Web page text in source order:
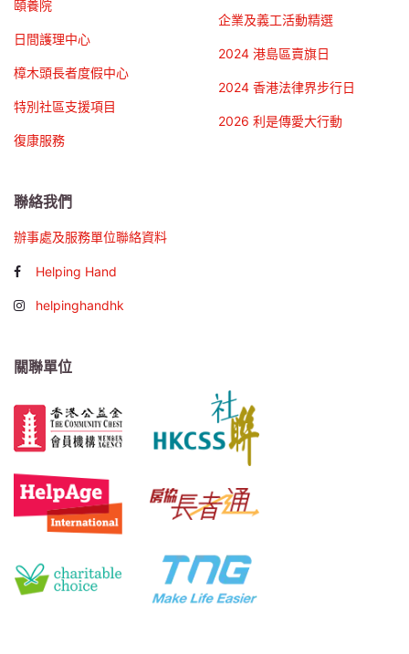
頤養院
日間護理中心
樟木頭長者度假中心
特別社區支援項目
復康服務
企業及義工活動精選
2024 港島區賣旗日
2024 香港法律界步行日
2026 利是傳愛大行動
聯絡我們
辦事處及服務單位聯絡資料
Helping Hand
helpinghandhk
關聯單位